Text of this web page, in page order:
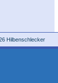
Hilbenschlecker